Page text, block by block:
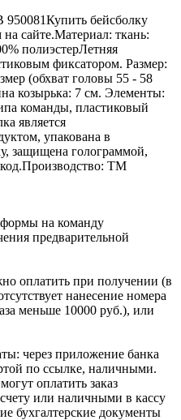
бейсболку
сайте.Материал: ткань:
полиэстерЛетняя
фиксатором. Размер:
(обхват головы 55 - 58
козырька: 7 см. Элементы:
команды, пластиковый
является
упакована в
защищена голограммой,
ТМ
на команду
предварительной
оплатить при получении (в
нанесение номера
меньше 10000 руб.), или
через приложение банка
по ссылке, наличными.
оплатить заказ
или наличными в кассу
бухгалтерские документы